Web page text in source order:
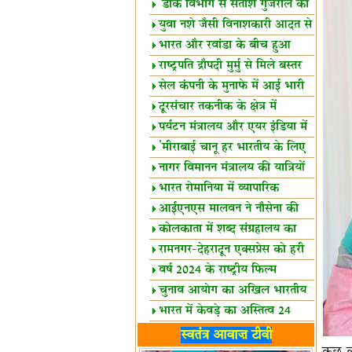
शैक्षिक सत्र शुरू
'डाक विभाग से सतीश गुजराल का
रिश्ता गहरा'
युवा नशे जैसी विनाशकारी आदत से
दूर रहें-मोदी
भारत और रवांडा के बीच हुआ
व्यापार विस्तार
राष्ट्रपति द्रौपदी मुर्मु से मिले बस्तर
के प्रतिनिधि
सेल कंपनी के मुनाफे में आई भारी
उछाल!
दूरसंचार तकनीक के क्षेत्र में
उत्कृष्टता पुरस्कार
पर्यटन मंत्रालय और एयर इंडिया में
समझौता
'मीराबाई चानू हर भारतीय के लिए
प्रेरणा'
नागर विमानन मंत्रालय की यात्रियों
को सलाह
भारत रोमानिया में व्यापारिक
साझेदारियां
आईएनएस मालवन ने नौसेना की
ताकत बढ़ाई
कोलकाता में शब्द संग्रहालय का
उद्घाटन
रामनगर-देहरादून एक्सप्रेस को हरी
झंडीवर्ष 2024 के राष्ट्रीय फिल्म
पुरस्कारों की घोषणा
चुनाव आयोग का अखिल भारतीय
मीडिया सम्मेलन
भारत में केवड़े का अस्तित्‍व 24
लाख वर्ष!
लखनऊ में 'एक राष्ट्र एक चुनाव'
स्वतंत्र आवाज़ टीवी